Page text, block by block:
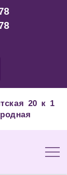
20 к 1